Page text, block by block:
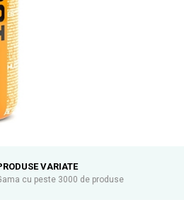
VARIATE
cu peste 3000 de produse